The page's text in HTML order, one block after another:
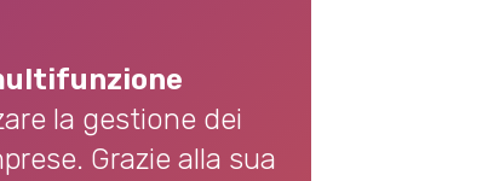
la gestione dei
Grazie alla sua